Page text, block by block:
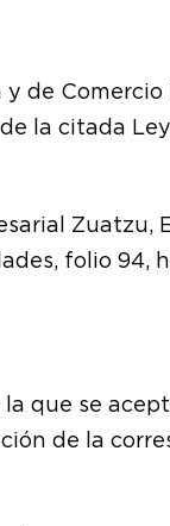
Comercio
la citada
Zuatzu,
folio 94,
que se
de la